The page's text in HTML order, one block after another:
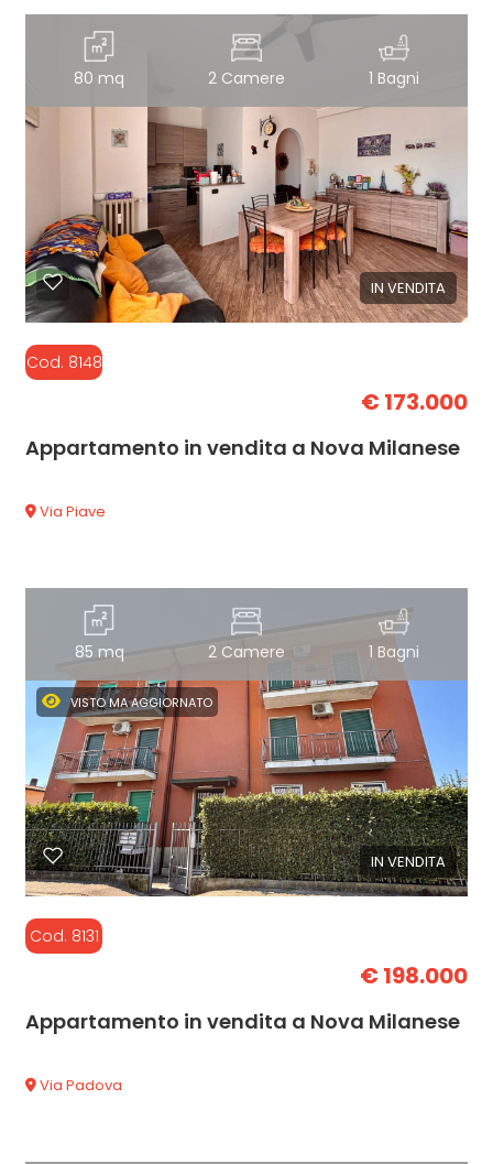
80 mq 2 Camere 1 Bagni
IN VENDITA
Cod. 8148
€ 173.000
Appartamento in vendita a Nova Milanese
Via Piave
85 mq 2 Camere 1 Bagni
IN VENDITA
VISTO MA AGGIORNATO
Cod. 8131
€ 198.000
Appartamento in vendita a Nova Milanese
Via Padova